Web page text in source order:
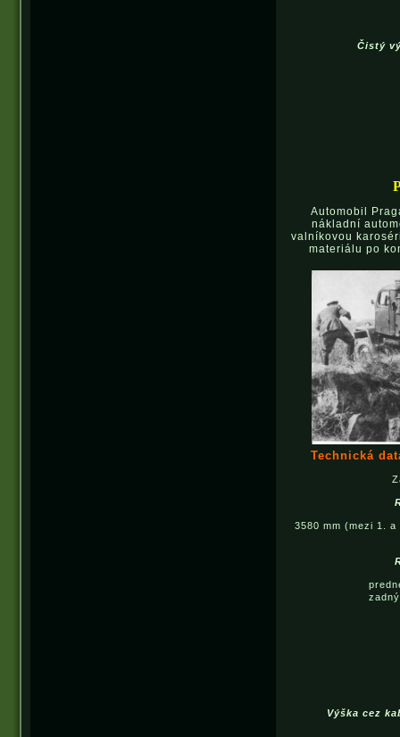
Čistý
Automobil
nákladní
valníkovou
materiálu po
Technická
3580 mm (mezi 1.
Výška cez